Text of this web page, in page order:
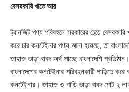
বেসরকারি খাতে আয়
ট্রানজিট পণ্য পরিবহনে সরকারের চেয়ে
করে চার কনটেইনার পণ্য আনা হয়েছে, তা
জাহাজ ভাড়া বাবদ অর্থ পাচ্ছে বাংলাদেশি
বাংলাদেশের কনটেইনার পরিবহনকারী গাড়িতে
কনটেইনার। জাহাজ ও গাড়ি ভাড়া বাবদ মোট ২